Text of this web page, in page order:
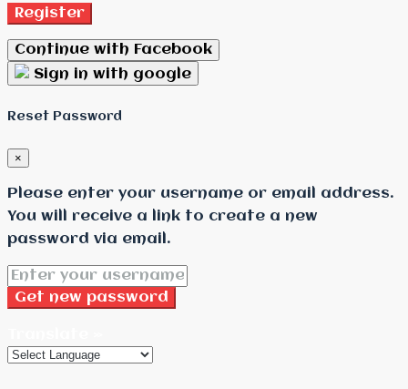
Register
Continue with Facebook
Sign in with google
Reset Password
×
Please enter your username or email address.
You will receive a link to create a new
password via email.
Get new password